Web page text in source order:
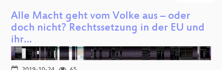
Alle Macht geht vom Volke aus – oder
doch nicht? Rechtssetzung in der EU und
ihr…